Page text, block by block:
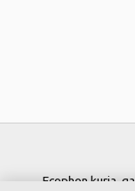
Ecophon kuria,